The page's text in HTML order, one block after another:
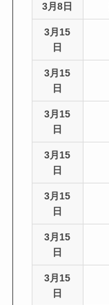
3月8日
3月15
日
3月15
日
3月15
日
3月15
日
3月15
日
3月15
日
3月15
日